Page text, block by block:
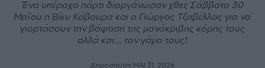
Ένα υπέροχο πάρτι διοργάνωσαν χθες Σάββατο 30
Μαΐου η Βίκυ Κάβουρα και ο Γιώργος Τζαβέλλας για να
γιορτάσουν την βάφτιση της μονάκριβης κόρης τους
αλλά και… τον γάμο τους!
Δημοσίευση ΜΑΙ 31, 2026